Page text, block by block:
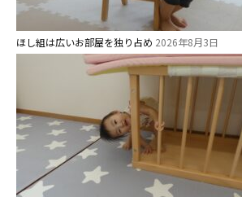
ほし組は広いお部屋を独り占め 2026年8月3日